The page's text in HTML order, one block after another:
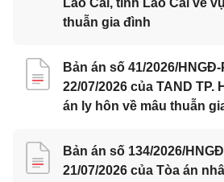
Lào Cai, tỉnh Lào Cai về
thuẫn gia đình
Bản án số 41/2026/
22/07/2026 của TAND TP.
án ly hôn về mâu thuẫn
Bản án số 134/2026/
21/07/2026 của Tòa án